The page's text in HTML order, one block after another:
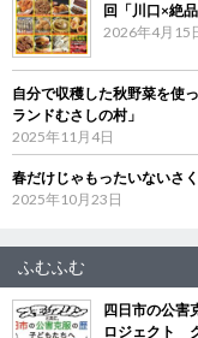
回「川口×絶
2026年4月15
自分で収穫した秋野菜を使
ランドむさしの村」
2025年11月4日
春だけじゃもったいないさ
2025年10月23日
ふむふむ
四日市の公害
ロジェクト